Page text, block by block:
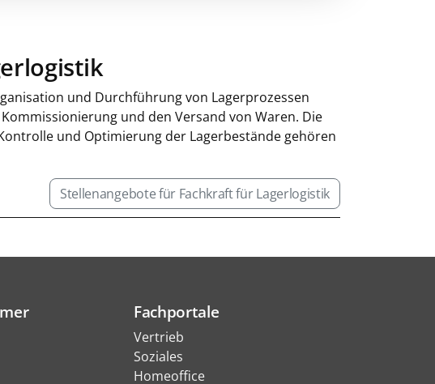
und Durchführung von Lagerprozessen
und den Versand von Waren. Die
und Optimierung der Lagerbestände gehören
Stellenangebote für Fachkraft für Lagerlogistik
Fachportale
Vertrieb
Soziales
Homeoffice